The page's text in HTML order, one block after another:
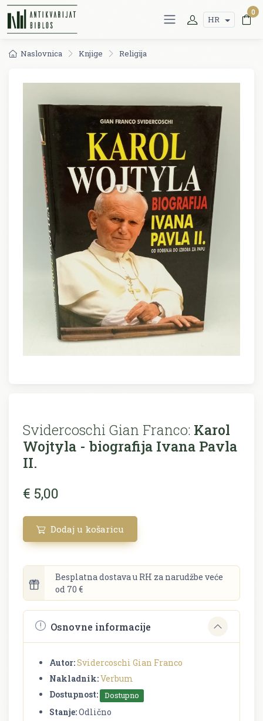
HR
0
Naslovnica Knjige Religija
Svidercoschi Gian Franco: Karol
Wojtyla - biografija Ivana Pavla
II.
€ 5,00
Dodaj u košaricu
Besplatna dostava u RH za narudžbe veće
od 70 €
Osnovne informacije
Autor:Svidercoschi Gian Franco
Nakladnik:Verbum
Dostupnost:
Dostupno
Stanje:Odlično